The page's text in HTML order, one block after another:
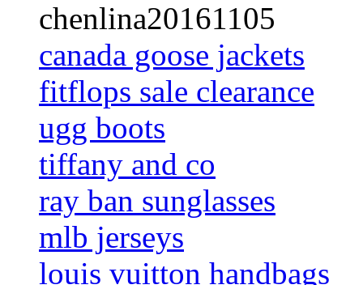
chenlina20161105
canada goose jackets
fitflops sale clearance
ugg boots
tiffany and co
ray ban sunglasses
mlb jerseys
louis vuitton handbags